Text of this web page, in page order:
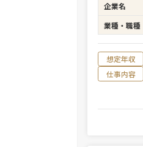
企業名
業種・職種
想定年収
仕事内容